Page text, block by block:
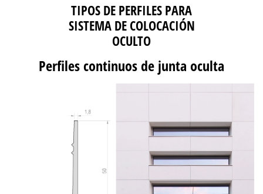
TIPOS DE PERFILES PARA
SISTEMA DE COLOCACIÓN
OCULTO
Perfiles continuos de junta oculta